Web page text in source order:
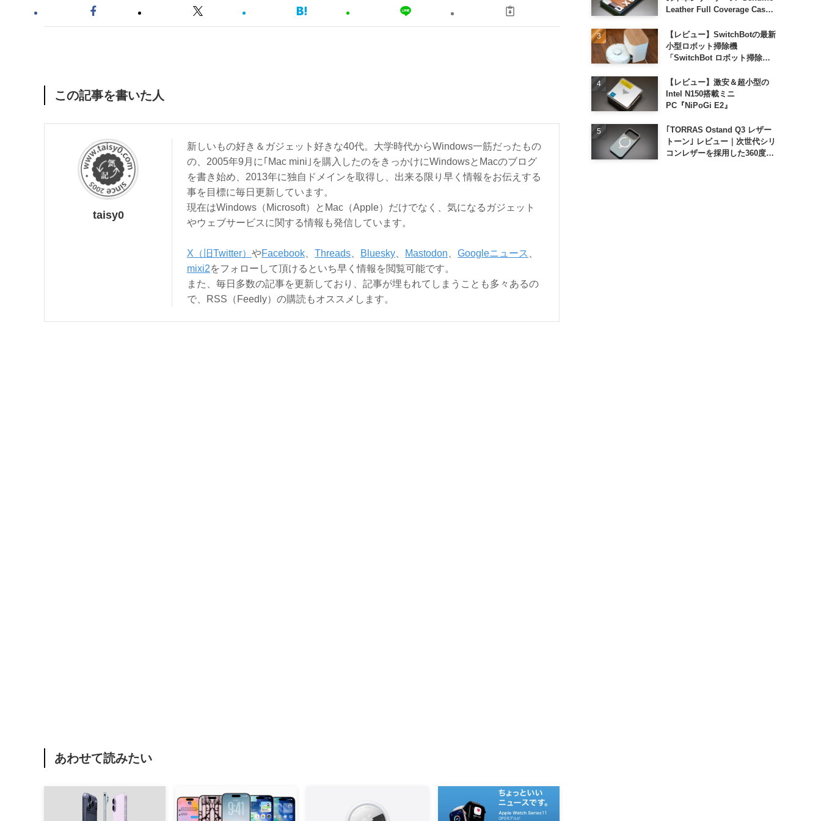
この記事を書いた人
taisy0
新しいもの好き＆ガジェット好きな40代。大学時代からWindows一筋だったもの
の、2005年9月に｢Mac mini｣を購入したのをきっかけにWindowsとMacのブログ
を書き始め、2013年に独自ドメインを取得し、出来る限り早く情報をお伝えする
事を目標に毎日更新しています。
現在はWindows（Microsoft）とMac（Apple）だけでなく、気になるガジェット
やウェブサービスに関する情報も発信しています。
X（旧Twitter） やFacebook Threads Bluesky Mastodon Googleニュース
mixi2をフォローして頂けるといち早く情報を閲覧可能です。
また、毎日多数の記事を更新しており、記事が埋もれてしまうことも多々あるの
で、RSS（Feedly）の購読もオススメします。
あわせて読みたい
Leather Full Coverage Case
【レビュー】SwitchBotの最新
小型ロボット掃除機
「SwitchBot ロボット掃除機
【レビュー】激安＆超小型の
Intel N150搭載ミニ
PC『NiPoGi E2』
｢TORRAS Ostand Q3 レザー
トーン｣ レビュー｜次世代シリ
コンレザーを採用した360度回